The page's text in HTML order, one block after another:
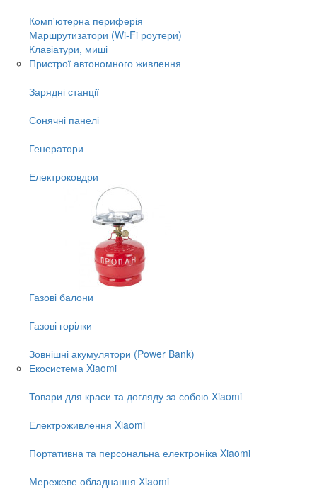
Комп'ютерна периферія
Маршрутизатори (Wi-Fi роутери)
Клавіатури, миші
Пристрої автономного живлення
Зарядні станції
Сонячні панелі
Генератори
Електроковдри
Газові балони
Газові горілки
Зовнішні акумулятори (Power Bank)
Екосистема Xiaomi
Товари для краси та догляду за собою Xiaomi
Електроживлення Xiaomi
Портативна та персональна електроніка Xiaomi
Мережеве обладнання Xiaomi